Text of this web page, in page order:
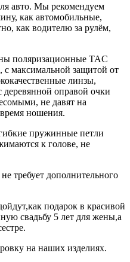
авто. Мы рекомендуем
как автомобильные,
как водителю за рулём,
поляризационные TAC
с максимальной защитой от
линзы,
деревянной оправой очки
не давят на
ношения.
пружинные петли
к голове, не
требует дополнительного
подарок в красивой
свадьбу 5 лет для жены,а
на наших изделиях.